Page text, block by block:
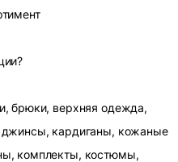
брюки, верхняя одежда,
джинсы, кардиганы, кожаные
комплекты, костюмы,